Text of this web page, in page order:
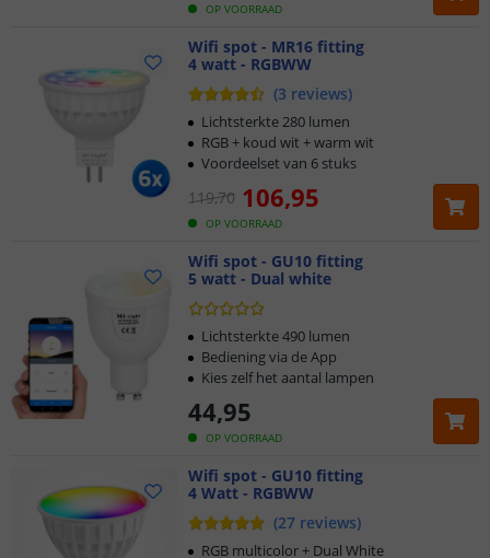
OP VOORRAAD
Wifi spot - MR16 fitting
4 watt - RGBWW
(3 reviews)
OP VOORRAAD
119,70 106,95
Lichtsterkte 280 lumen
RGB + koud wit + warm wit
Voordeelset van 6 stuks
Wifi spot - GU10 fitting
5 watt - Dual white
OP VOORRAAD
44,95
Lichtsterkte 490 lumen
Bediening via de App
Kies zelf het aantal lampen
Wifi spot - GU10 fitting
4 Watt - RGBWW
(27 reviews)
RGB multicolor + Dual White